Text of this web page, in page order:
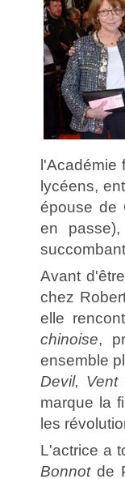
l'Académie
lycéens,
épouse de
en
Avant
chez
elle
chinoise,
ensemble
Devil, Vent
marque la
les
L'actrice a
Bonnotde